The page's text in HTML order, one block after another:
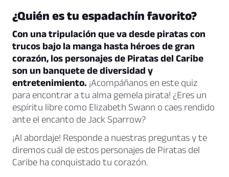
¿Quién es tu espadachín favorito?
Con una tripulación que va desde piratas con
trucos bajo la manga hasta héroes de gran
corazón, los personajes de Piratas del Caribe
son un banquete de diversidad y
entretenimiento. ¡Acompáñanos en este quiz
para encontrar a tu alma gemela pirata! ¿Eres un
espíritu libre como Elizabeth Swann o caes rendido
ante el encanto de Jack Sparrow?
¡Al abordaje! Responde a nuestras preguntas y te
diremos cuál de estos personajes de Piratas del
Caribe ha conquistado tu corazón.